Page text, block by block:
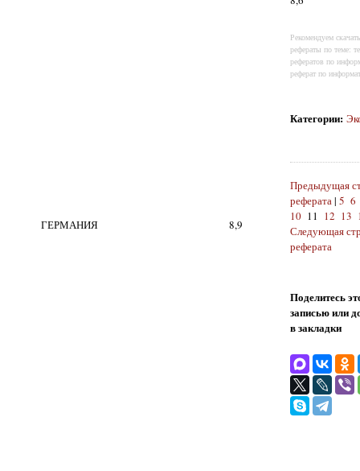
ГЕРМАНИЯ 8,9
Рекомендуем
рефераты по теме:
рефератов по
реферат по
Категории:
Предыдущая
реферата|5 6
10 11 12 13
Следующая
реферата
Поделитесь
записью или
в закладки